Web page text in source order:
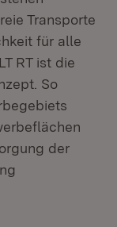
Transporte
für alle
RT ist die
So
der